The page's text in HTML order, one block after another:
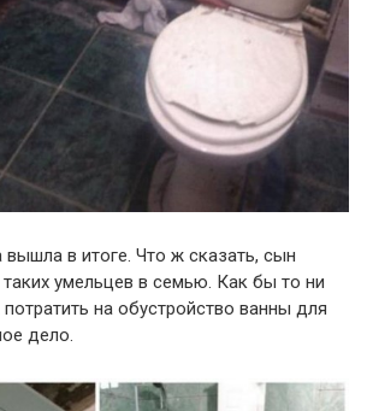
вышла в итоге. Что ж сказать, сын
умельцев в семью. Как бы то ни
на обустройство ванны для
дело.